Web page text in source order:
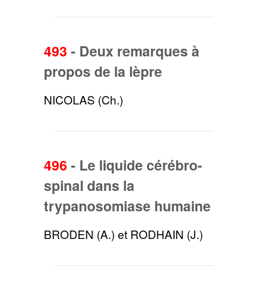
493 - Deux remarques à
propos de la lèpre
NICOLAS (Ch.)
496 - Le liquide cérébro-
spinal dans la
trypanosomiase humaine
BRODEN (A.) et RODHAIN (J.)